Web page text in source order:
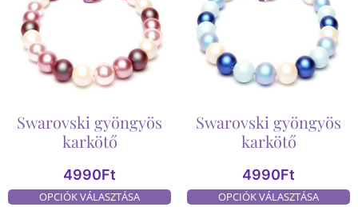
Swarovski gyöngyös
karkötő
4990Ft
OPCIÓK VÁLASZTÁSA
Swarovski gyöngyös
karkötő
4990Ft
OPCIÓK VÁLASZTÁSA